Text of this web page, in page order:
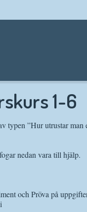
1-6
typen ”Hur utrustar
nedan vara till hjälp.
och Pröva på